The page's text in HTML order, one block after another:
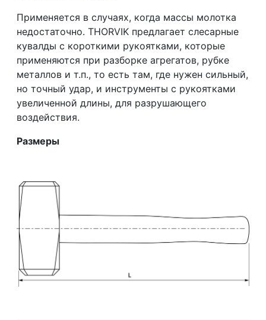
Применяется в случаях, когда массы молотка
недостаточно. THORVIK предлагает слесарные
кувалды с короткими рукоятками, которые
применяются при разборке агрегатов, рубке
металлов и т.п., то есть там, где нужен сильный,
но точный удар, и инструменты с рукоятками
увеличенной длины, для разрушающего
воздействия.
Размеры